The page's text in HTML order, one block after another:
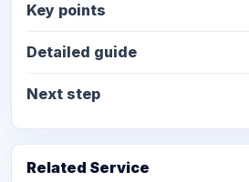
Key points
Detailed guide
Next step
Related Service